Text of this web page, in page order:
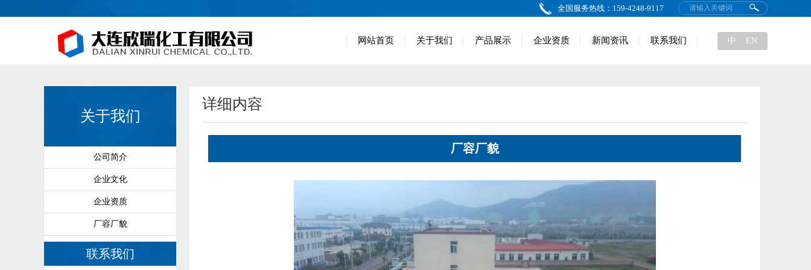
全国服务热线：159-4248-9117
网站首页 关于我们 产品展示 企业资质 新闻资讯 联系我们 中 EN
关于我们
公司简介
企业文化
企业资质
厂容厂貌
联系我们
详细内容
厂容厂貌